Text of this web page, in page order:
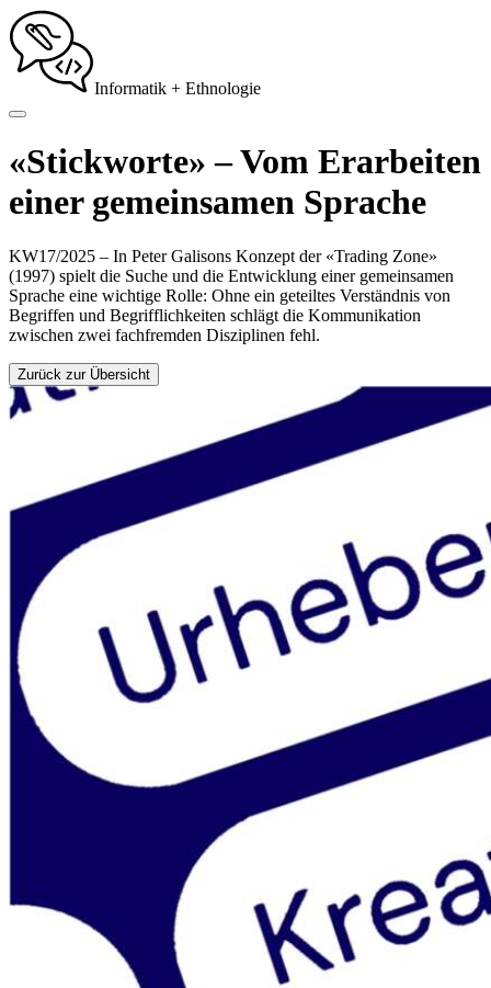
Informatik + Ethnologie
«Stickworte» – Vom Erarbeiten
einer gemeinsamen Sprache
KW17/2025 – In Peter Galisons Konzept der «Trading Zone»
(1997) spielt die Suche und die Entwicklung einer gemeinsamen
Sprache eine wichtige Rolle: Ohne ein geteiltes Verständnis von
Begriffen und Begrifflichkeiten schlägt die Kommunikation
zwischen zwei fachfremden Disziplinen fehl.
Zurück zur Übersicht